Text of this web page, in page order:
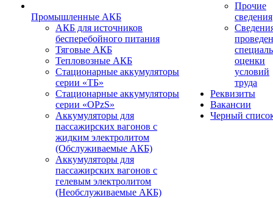
Промышленные АКБ
АКБ для источников
бесперебойного питания
Тяговые АКБ
Тепловозные АКБ
Стационарные аккумуляторы
серии «ТБ»
Стационарные аккумуляторы
серии «OPzS»
Аккумуляторы для
пассажирских вагонов с
жидким электролитом
(Обслуживаемые АКБ)
Аккумуляторы для
пассажирских вагонов с
гелевым электролитом
(Необслуживаемые АКБ)
Прочие
сведения
оценки
условий
труда
Реквизиты
Вакансии
Черный